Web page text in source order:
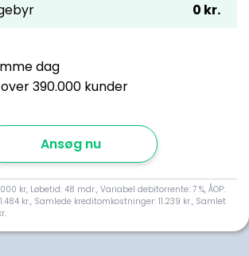
0 kr.
dag
390.000 kunder
Ansøg nu
kr, Løbetid: 48 mdr., Variabel debitorrente: 7 %, ÅOP:
kr., Samlede kreditomkostninger: 11.239 kr., Samlet